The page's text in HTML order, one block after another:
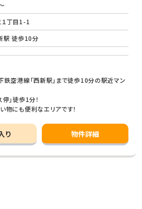
丁目1-1
駅 徒歩10分
鉄空港線「西新駅」まで徒歩10分の駅近マン
」徒歩1分！
物にも便利なエリアです！
り 物件詳細